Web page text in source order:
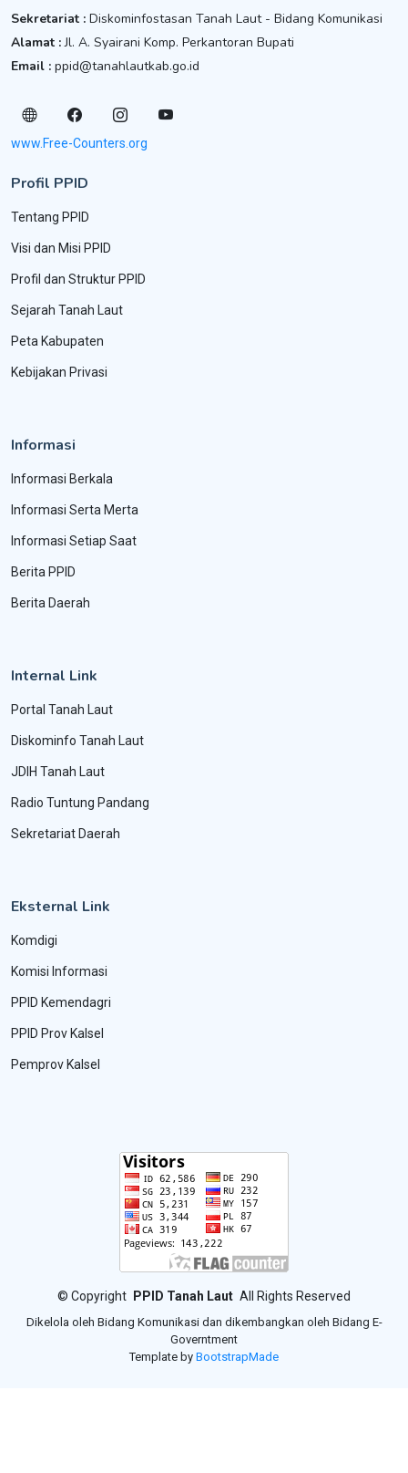
Sekretariat : Diskominfostasan Tanah Laut - Bidang Komunikasi
Alamat : Jl. A. Syairani Komp. Perkantoran Bupati
Email : ppid@tanahlautkab.go.id
www.Free-Counters.org
Profil PPID
Tentang PPID
Visi dan Misi PPID
Profil dan Struktur PPID
Sejarah Tanah Laut
Peta Kabupaten
Kebijakan Privasi
Informasi
Informasi Berkala
Informasi Serta Merta
Informasi Setiap Saat
Berita PPID
Berita Daerah
Internal Link
Portal Tanah Laut
Diskominfo Tanah Laut
JDIH Tanah Laut
Radio Tuntung Pandang
Sekretariat Daerah
Eksternal Link
Komdigi
Komisi Informasi
PPID Kemendagri
PPID Prov Kalsel
Pemprov Kalsel
© Copyright PPID Tanah Laut All Rights Reserved
Dikelola oleh Bidang Komunikasi dan dikembangkan oleh Bidang E-
Governtment
Template by BootstrapMade